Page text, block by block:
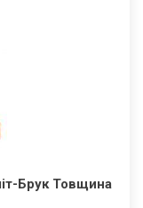
Брук Товщина